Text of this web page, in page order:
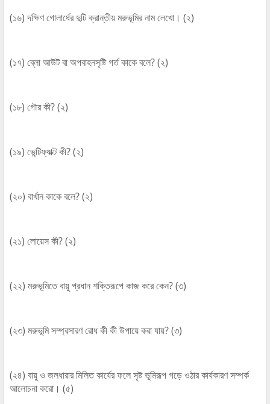
(১৬) দক্ষিণ গোলার্ধের দুটি ক্রান্তীয় মরুভূমির নাম লেখো। (২)
(১৭) ব্লো আউট বা অপবাহনসৃষ্টি গর্ত কাকে বলে? (২)
(১৮) গৌর কী? (২)
(১৯) ভেন্টিফ্যাক্ট কী? (২)
(২০) বার্খান কাকে বলে? (২)
(২১) লোয়েস কী? (২)
(২২) মরুভূমিতে বায়ু প্রধান শক্তিরূপে কাজ করে কেন? (৩)
(২৩) মরুভূমি সম্প্রসারণ রোধ কী কী উপায়ে করা যায়? (৩)
(২৪) বায়ু ও জলধারার মিলিত কার্যের ফলে সৃষ্ট ভূমিরূপ গড়ে ওঠার কার্যকারণ সম্পর্ক
আলোচনা করো। (৫)